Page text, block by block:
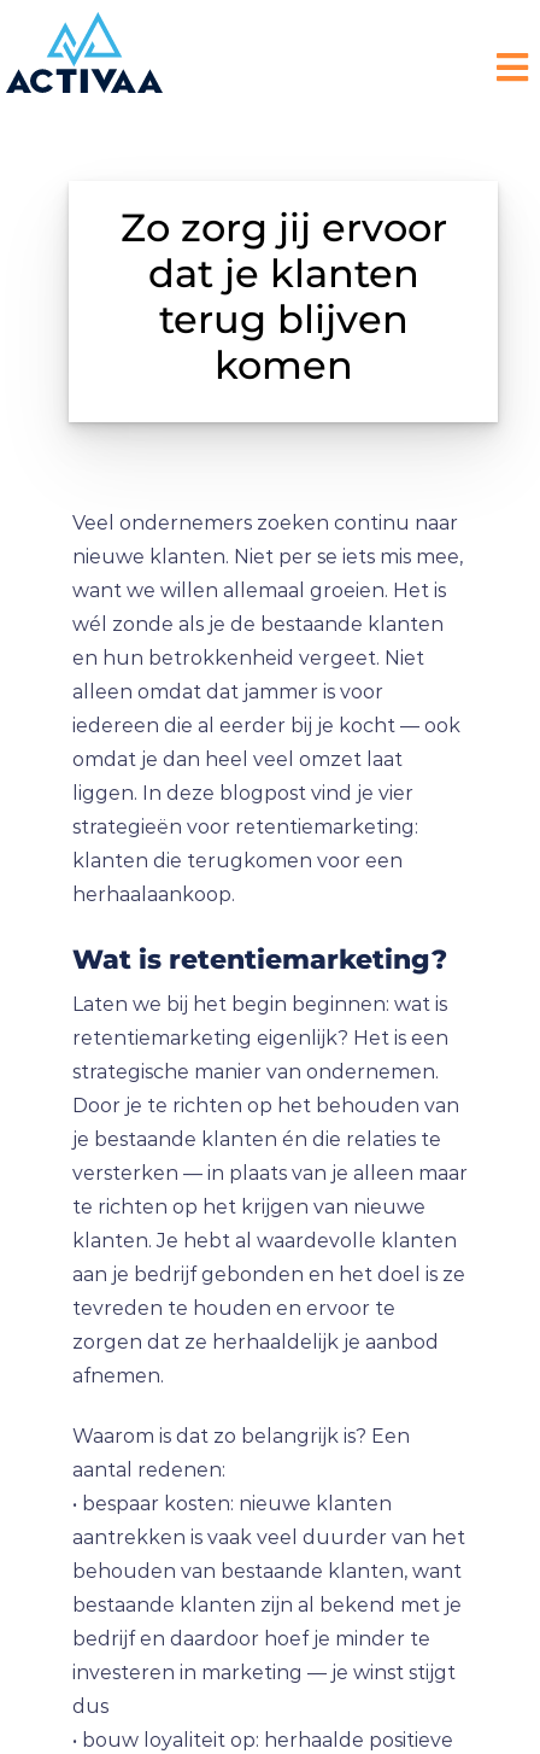
Zo zorg jij ervoor
dat je klanten
terug blijven
komen
Veel ondernemers zoeken continu naar
nieuwe klanten. Niet per se iets mis mee,
want we willen allemaal groeien. Het is
wél zonde als je de bestaande klanten
en hun betrokkenheid vergeet. Niet
alleen omdat dat jammer is voor
iedereen die al eerder bij je kocht — ook
omdat je dan heel veel omzet laat
liggen. In deze blogpost vind je vier
strategieën voor retentiemarketing:
klanten die terugkomen voor een
herhaalaankoop.
Wat is retentiemarketing?
Laten we bij het begin beginnen: wat is
retentiemarketing eigenlijk? Het is een
strategische manier van ondernemen.
Door je te richten op het behouden van
je bestaande klanten én die relaties te
versterken — in plaats van je alleen maar
te richten op het krijgen van nieuwe
klanten. Je hebt al waardevolle klanten
aan je bedrijf gebonden en het doel is ze
tevreden te houden en ervoor te
zorgen dat ze herhaaldelijk je aanbod
afnemen.
Waarom is dat zo belangrijk is? Een
aantal redenen:
• bespaar kosten: nieuwe klanten
aantrekken is vaak veel duurder van het
behouden van bestaande klanten, want
bestaande klanten zijn al bekend met je
bedrijf en daardoor hoef je minder te
investeren in marketing — je winst stijgt
dus
• bouw loyaliteit op: herhaalde positieve